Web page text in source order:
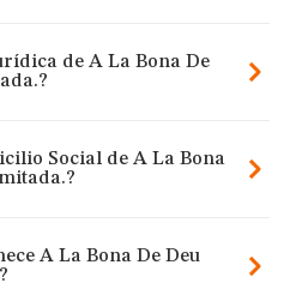
de A La Bona De
Social de A La Bona
A La Bona De Deu